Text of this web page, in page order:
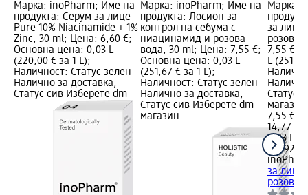
Марка: inoPharm; Име на
продукта: Серум за лице
Pure 10% Niacinamide + 1%
Zinc, 30 ml; Цена: 6,60 €;
Основна цена: 0,03 L
(220,00 € за 1 L);
Наличност: Статус зелен
Налично за доставка,
Статус сив Изберете dm
Марка: inoPharm; Име на
продукта: Лосион за
контрол на себума с
ниацинамид и розова
вода, 30 ml; Цена: 7,55 €;
Основна цена: 0,03 L
(251,67 € за 1 L);
Наличност: Статус зелен
Налично за доставка,
Статус сив Изберете dm
магазин
Марка:
за лице
розова
7,55 €;
L
Статус
магазин
7,55 €
14,77 лв.
0,03 L
L
за лице
розова